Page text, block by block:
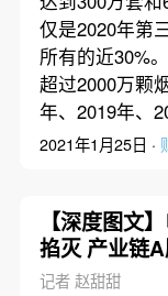
仅是2020年第
所有的近30%
超过2000万颗
年、2019年、
2021年1月25日 ·
【深度图文
掐灭 产业链
何
记者 赵甜甜